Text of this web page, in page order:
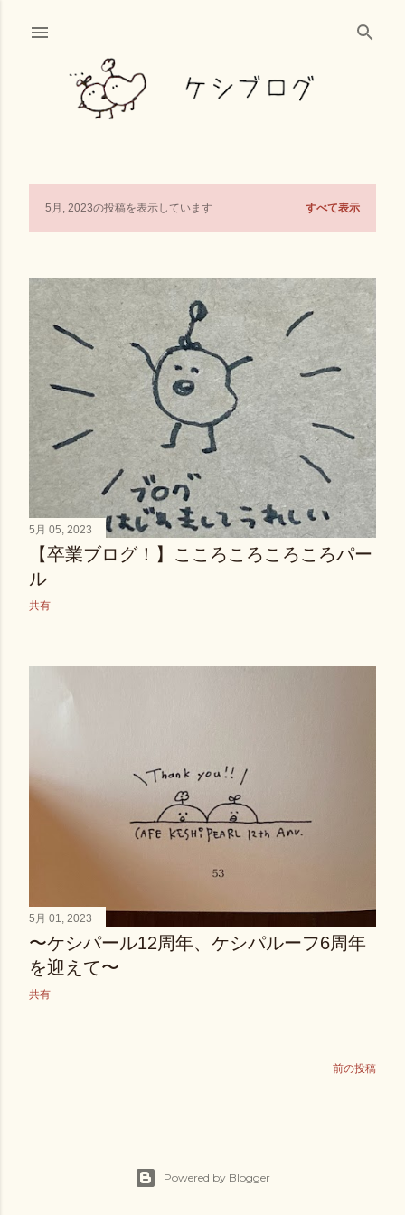
スキップしてメイン コンテンツに移動
投
5月, 2023の投稿を表示しています すべて表示
5月 05, 2023
【卒業ブログ！】こころころころころパー
ル
共有
5月 01, 2023
〜ケシパール12周年、ケシパルーフ6周年
を迎えて〜
共有
前の投稿
Powered by Blogger